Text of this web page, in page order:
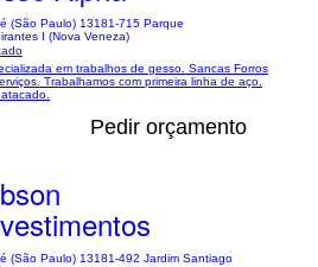
(São Paulo) 13181-715 Parque
I (Nova Veneza)
em trabalhos de gesso. Sancas Forros
Trabalhamos com primeira linha de aço.
Pedir orçamento
(São Paulo) 13181-492 Jardim Santiago